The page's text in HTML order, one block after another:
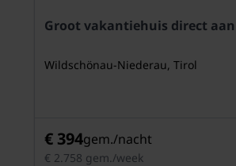
Groot vakantiehuis direct
Wildschönau-Niederau, Tirol
€ 394gem./nacht
€ 2.758 gem./week